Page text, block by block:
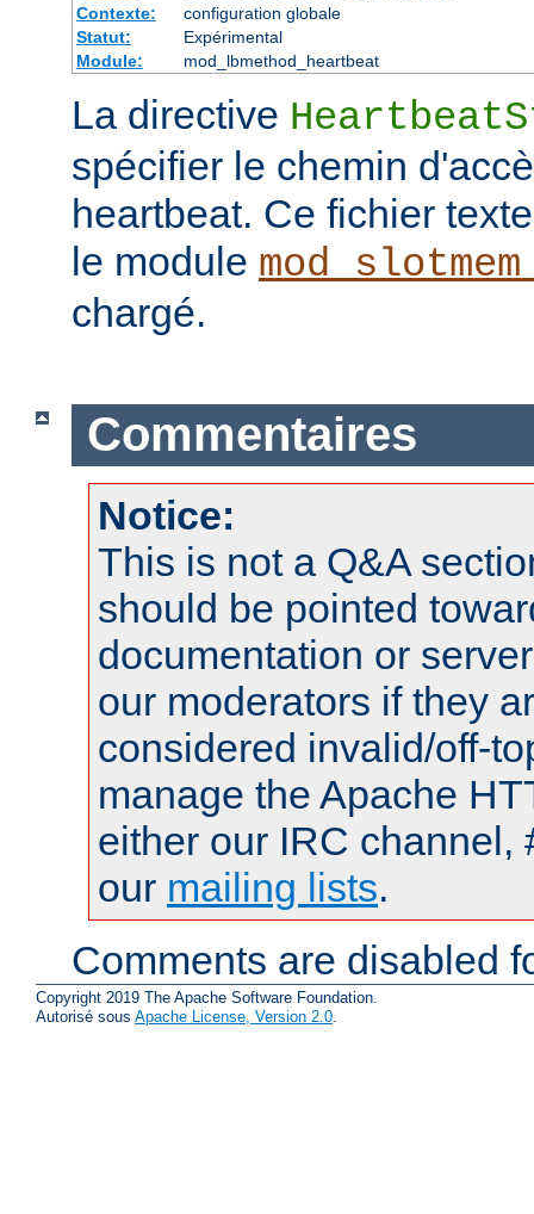
Contexte:
configuration globale
Statut:
Expérimental
Module:
mod_lbmethod_heartbeat
La directive
spécifier le chemin
heartbeat. Ce fichier
le module
chargé.
Commentaires
Notice:
This is not a Q&A
should be pointed
documentation or
our moderators if they
considered invalid/off-
manage the Apache
either our IRC channel,
our mailing lists.
Comments are disabled
Copyright 2019 The Apache Software Foundation.
Autorisé sous Apache License, Version 2.0